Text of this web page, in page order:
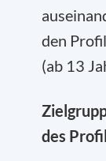
den
(ab 13
des